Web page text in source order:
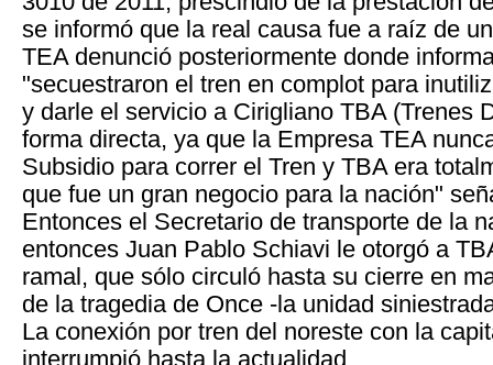
se informó que la real causa fue a raíz de
TEA denunció posteriormente donde
"secuestraron el tren en complot para
y darle el servicio a Cirigliano TBA (Trenes
forma directa, ya que la Empresa TEA
Subsidio para correr el Tren y TBA era
que fue un gran negocio para la nación"
Entonces el Secretario de transporte de la
entonces Juan Pablo Schiavi le otorgó a
ramal, que sólo circuló hasta su cierre en
de la tragedia de Once -la unidad
La conexión por tren del noreste con la
interrumpió hasta la actualidad